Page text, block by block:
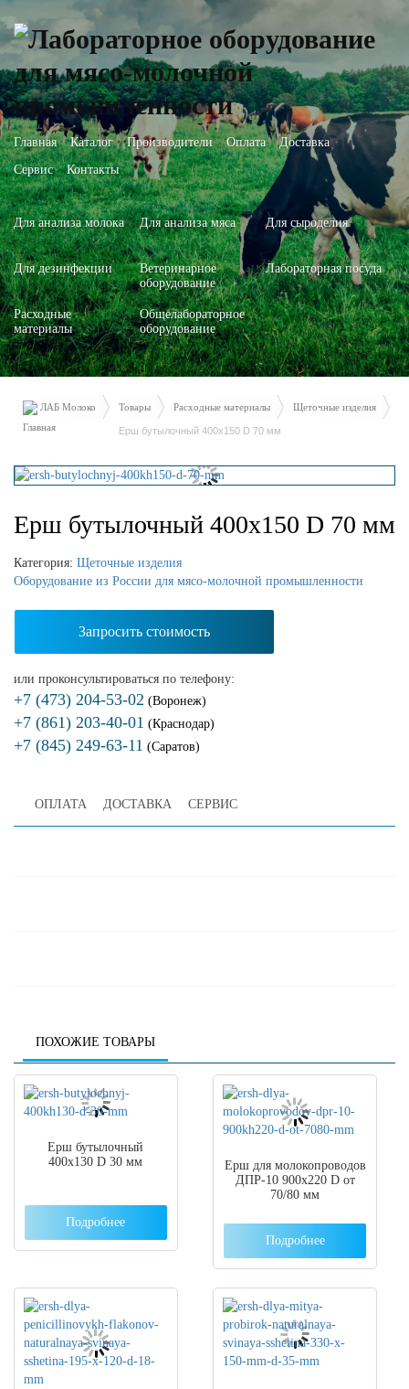
Главная Каталог Производители Оплата
Доставка
Сервис
Контакты
Для анализа молока Для анализа мяса Для сыроделия
Для дезинфекции
Ветеринарное
оборудование
Лабораторная посуда
Расходные
материалы
Общелабораторное
оборудование
ЛАБ Молоко Товары Расходные материалы Щеточные изделия
Ерш бутылочный 400х150 D 70 мм
Ерш бутылочный 400х150 D 70 мм
Категория: Щеточные изделия
Оборудование из России для мясо-молочной промышленности
Запросить стоимость
или проконсультироваться по телефону:
+7 (473) 204-53-02 (Воронеж)
+7 (861) 203-40-01 (Краснодар)
+7 (845) 249-63-11 (Саратов)
ОПЛАТА ДОСТАВКА СЕРВИС
ПОХОЖИЕ ТОВАРЫ
Ерш бутылочный
400х130 D 30 мм
Подробнее
Ерш для молокопроводов
ДПР-10 900х220 D от
70/80 мм
Подробнее